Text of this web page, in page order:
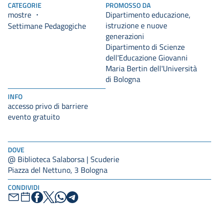
DOVE
@ Biblioteca Salaborsa | Scuderie
Piazza del Nettuno, 3 Bologna
CONDIVIDI
CATEGORIE
mostre
Settimane Pedagogiche
PROMOSSO DA
Dipartimento educazione,
istruzione e nuove
generazioni
Dipartimento di Scienze
dell'Educazione Giovanni
Maria Bertin dell'Università
di Bologna
INFO
accesso privo di barriere
evento gratuito